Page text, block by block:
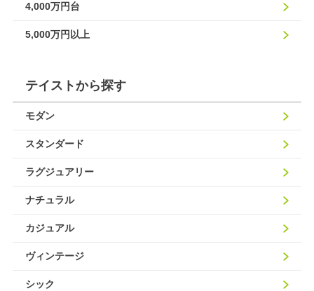
4,000万円台
5,000万円以上
テイストから探す
モダン
スタンダード
ラグジュアリー
ナチュラル
カジュアル
ヴィンテージ
シック